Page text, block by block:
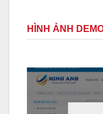
HÌNH ẢNH